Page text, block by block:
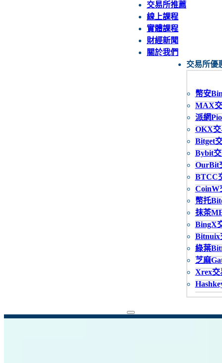
交易所推薦
線上課程
實體課程
財經新聞
關於我們
交易所優
幣安
MAX
派網
OKX
Bitget
Bybit
OurBit
BTCC
CoinW
幣托
抹茶
BingX
Bitnuix
綠葉
芝麻
Xrex交